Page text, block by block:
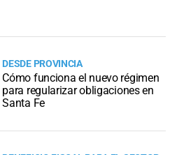
DESDE PROVINCIA
Cómo funciona el nuevo régimen
para regularizar obligaciones en
Santa Fe